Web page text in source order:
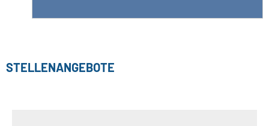
STELLENANGEBOTE